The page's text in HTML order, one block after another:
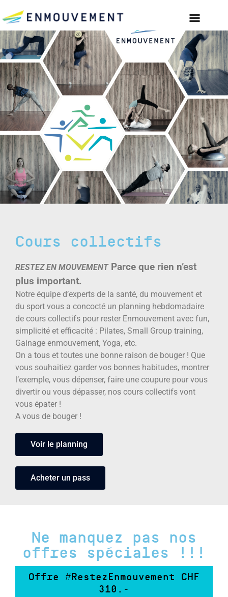
Cours collectifs
RESTEZ EN MOUVEMENTParce que rien n’est
plus important.
Notre équipe d’experts de la santé, du mouvement et
du sport vous a concocté un planning hebdomadaire
de cours collectifs pour rester Enmouvement avec fun,
simplicité et efficacité : Pilates, Small Group training,
Gainage enmouvement, Yoga, etc.
On a tous et toutes une bonne raison de bouger ! Que
vous souhaitiez garder vos bonnes habitudes, montrer
l’exemple, vous dépenser, faire une coupure pour vous
divertir ou vous dépasser, nos cours collectifs vont
vous épater !
A vous de bouger !
Voir le planning
Acheter un pass
Ne manquez pas nos
offres spéciales !!!
Offre #RestezEnmouvement CHF
310.-